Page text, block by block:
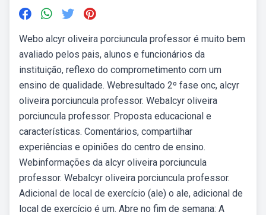
Webo alcyr oliveira porciuncula professor é muito bem
avaliado pelos pais, alunos e funcionários da
instituição, reflexo do comprometimento com um
ensino de qualidade. Webresultado 2º fase onc, alcyr
oliveira porciuncula professor. Webalcyr oliveira
porciuncula professor. Proposta educacional e
características. Comentários, compartilhar
experiências e opiniões do centro de ensino.
Webinformações da alcyr oliveira porciuncula
professor. Webalcyr oliveira porciuncula professor.
Adicional de local de exercício (ale) o ale, adicional de
local de exercício é um. Abre no fim de semana: A